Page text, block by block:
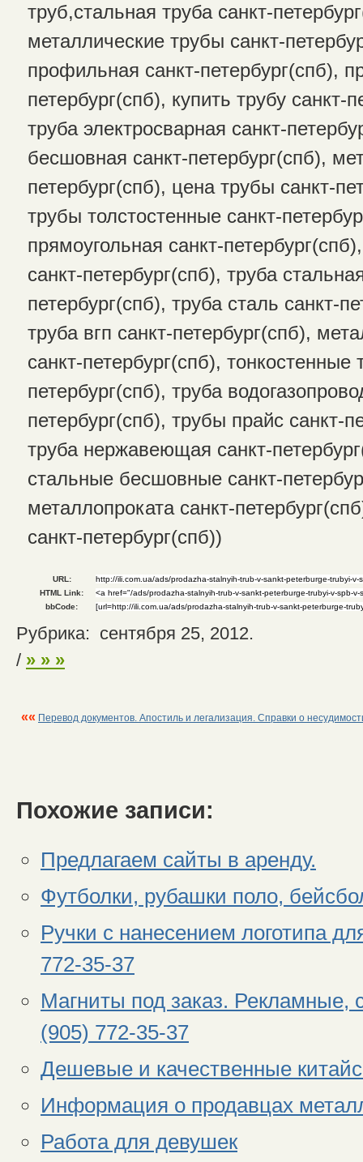
труб,стальная труба санкт-
металлические трубы санкт-
профильная санкт-петербург(спб),
петербург(спб), купить трубу санкт-
труба электросварная санкт-
бесшовная санкт-петербург(спб),
петербург(спб), цена трубы санкт-
трубы толстостенные санкт-
прямоугольная санкт-
санкт-петербург(спб), труба
петербург(спб), труба сталь санкт-
труба вгп санкт-петербург(спб),
санкт-петербург(спб), тонкостенные
петербург(спб), труба
петербург(спб), трубы прайс санкт-
труба нержавеющая санкт-
стальные бесшовные санкт-
металлопроката санкт-
санкт-петербург(спб))
URL:
HTML Link:
bbCode:
Рубрика: сентября 25, 2012.
/ » » »
«« Перевод документов. Апостиль и легализация. Справки о
Похожие записи:
Предлагаем сайты в аренду.
Футболки, рубашки поло,
Ручки с нанесением логотипа
772-35-37
Магниты под заказ.
(905) 772-35-37
Дешевые и качественные
Информация о продавцах
Работа для девушек